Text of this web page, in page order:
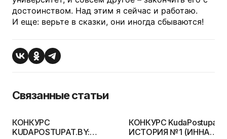
достоинством. Над этим я сейчас и работаю.
И еще: верьте в сказки, они иногда сбываются!
Связанные статьи
КОНКУРС
KUDAPOSTUPAT.BY:
КОНКУРС
ИСТОРИЯ №1 (ИННА